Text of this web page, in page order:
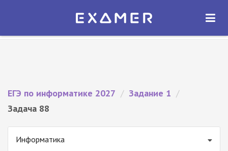
Экзамер — ЕГЭ 2027
ОТКРЫТЬ
ЕГЭ по информатике 2027 / Задание 1 /
Задача 88
Информатика